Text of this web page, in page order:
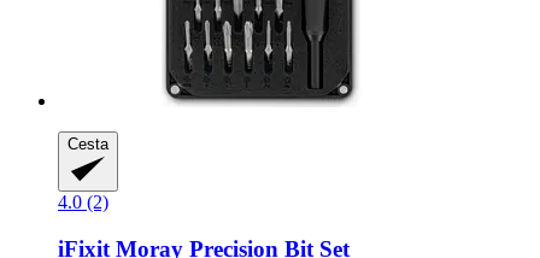
Cesta
4.0 (2)
iFixit Moray Precision Bit Set